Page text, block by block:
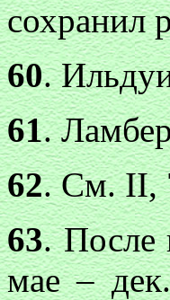
сохранил
60.
61.
62. См. II,
63. После
мае –